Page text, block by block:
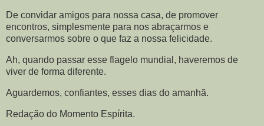
De convidar amigos para nossa casa, de promover
encontros, simplesmente para nos abraçarmos e
conversarmos sobre o que faz a nossa felicidade.
Ah, quando passar esse flagelo mundial, haveremos de
viver de forma diferente.
Aguardemos, confiantes, esses dias do amanhã.
Redação do Momento Espírita.